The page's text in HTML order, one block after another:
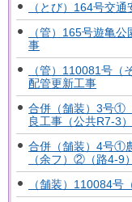
（とび）164号交
（管）165号遊亀
事
（管）110081号
配管更新工事
合併（舗装）3号①
良工事（公共R7-3）
合併（舗装）4号①
（余フ）②（路4-9
（舗装）110084号